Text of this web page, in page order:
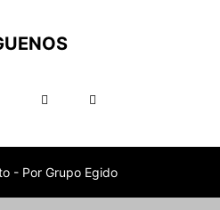
- Por Grupo Egido